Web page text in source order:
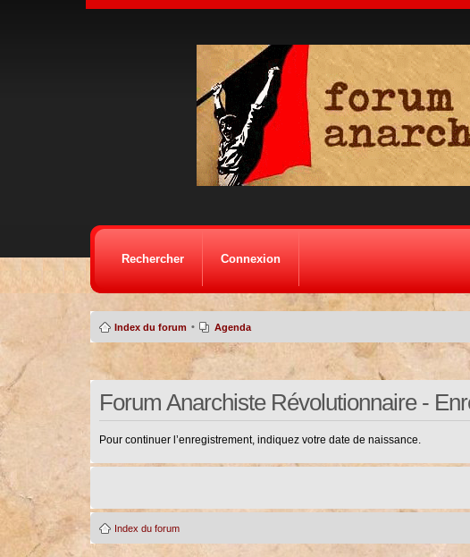
Rechercher Connexion
Index du forum • Agenda
Forum Anarchiste Révolutionnaire -
Pour continuer l’enregistrement, indiquez votre date de naissance.
Index du forum